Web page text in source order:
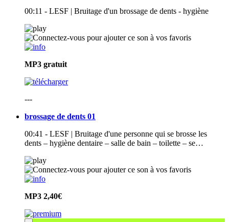
00:11 - LESF | Bruitage d'un brossage de dents - hygiène
MP3 gratuit
---
brossage de dents 01
00:41 - LESF | Bruitage d'une personne qui se brosse les
dents – hygiène dentaire – salle de bain – toilette – se…
MP3 2,40€